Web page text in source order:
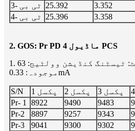
ٹی بی -3
25.392 3.352
ٹی بی -4
25.396 3.358
2. GOS: Pr PD ماڈیول 4 PCS
1. لائٹ آؤٹ پٹ: ٹیسٹنگ کنڈیشن وولٹیج: 63 kv؛
موجودہ: 0.33mA
S/N پکسل 1 پکسل 2 پکسل 3
Pr- 1
8922 9490 9483
Pr-2
8897 9257 9343
Pr-3
9041 9300 9302